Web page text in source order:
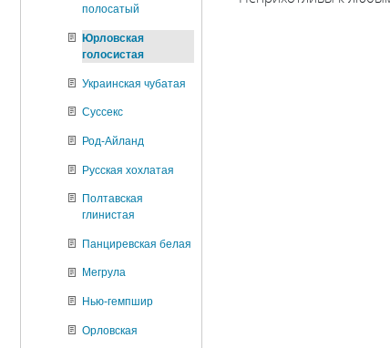
полосатый
Юрловская
голосистая
Украинская чубатая
Суссекс
Род-Айланд
Русская хохлатая
Полтавская
глинистая
Панциревская белая
Мегрула
Нью-гемпшир
Орловская